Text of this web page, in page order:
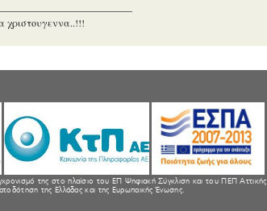
χριστουγεννα..!!!
της στο πλαίσιο του ΕΠ Ψηφιακή Σύγκλιση και του ΠΕΠ Αττικής.
της Ελλάδας και της Ευρωπαικής Ένωσης.